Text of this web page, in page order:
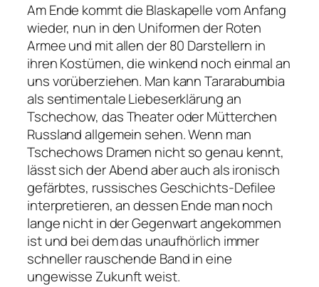
Am Ende kommt die Blaskapelle vom Anfang
wieder, nun in den Uniformen der Roten
Armee und mit allen der 80 Darstellern in
ihren Kostümen, die winkend noch einmal an
uns vorüberziehen. Man kannTararabumbia
als sentimentale Liebeserklärung an
Tschechow, das Theater oder Mütterchen
Russland allgemein sehen. Wenn man
Tschechows Dramen nicht so genau kennt,
lässt sich der Abend aber auch als ironisch
gefärbtes, russisches Geschichts-Defilee
interpretieren, an dessen Ende man noch
lange nicht in der Gegenwart angekommen
ist und bei dem das unaufhörlich immer
schneller rauschende Band in eine
ungewisse Zukunft weist.